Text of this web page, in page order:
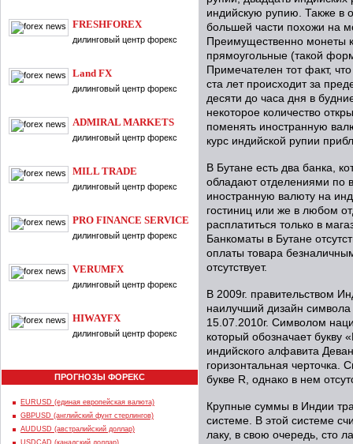
FRESHFOREX
дилинговый центр форекс
Land FX
дилинговый центр форекс
ADMIRAL MARKETS
дилинговый центр форекс
MILL TRADE
дилинговый центр форекс
PRO FINANCE SERVICE
дилинговый центр форекс
VERUMFX
дилинговый центр форекс
HIWAYFX
дилинговый центр форекс
ПРОГНОЗЫ ФОРЕКС
EURUSD (единая европейская валюта)
GBPUSD (английский фунт стерлингов)
AUDUSD (австралийский доллар)
USDCAD (канадский доллар)
индийскую рупию. Также в
большей части похожи на
Преимущественно монеты
прямоугольные (такой
Примечателен тот факт,
ста лет происходит за
десяти до часа дня в
некоторое количество
поменять иностранную
курс индийской рупии
В Бутане есть два банка,
обладают отделениями по
иностранную валюту на
гостиниц или же в любом
расплатиться только в
Банкоматы в Бутане
оплаты товара
отсутствует.
В 2009г. правительством
наилучший дизайн
15.07.2010г. Символом
который обозначает букву
индийского алфавита
горизонтальная черточка.
букве R, однако в нем
Крупные суммы в Индии
системе. В этой системе
лаку, в свою очередь, сто